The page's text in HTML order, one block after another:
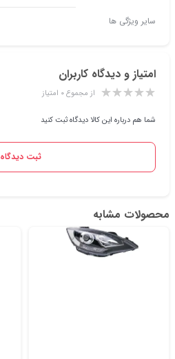
سایر ویژگی ها
امتیاز و دیدگاه کاربران
از مجموع ۰ امتیاز
شما هم درباره این کالا دیدگاه ثبت کنید
ثبت دیدگاه
محصولات مشابه